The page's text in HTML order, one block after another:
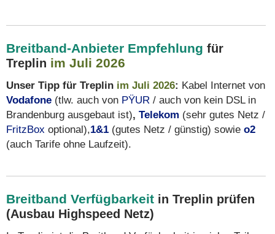
Breitband-Anbieter Empfehlung für
Treplin im Juli 2026
Unser Tipp für Treplin im Juli 2026: Kabel Internet von
Vodafone (tlw. auch von PŸUR / auch von kein DSL in
Brandenburg ausgebaut ist), Telekom (sehr gutes Netz /
FritzBox optional),1&1 (gutes Netz / günstig) sowie o2
(auch Tarife ohne Laufzeit).
Breitband Verfügbarkeit in Treplin prüfen
(Ausbau Highspeed Netz)